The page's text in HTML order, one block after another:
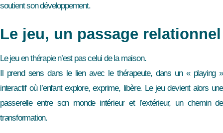
soutient son développement.
Le jeu, un passage relationnel
Le jeu en thérapie n’est pas celui de la maison.
Il prend sens dans le lien avec le thérapeute, dans un « playing »
interactif où l’enfant explore, exprime, libère. Le jeu devient alors une
passerelle entre son monde intérieur et l’extérieur, un chemin de
transformation.